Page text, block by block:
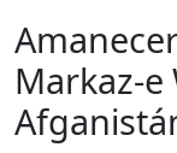
Markaz-e